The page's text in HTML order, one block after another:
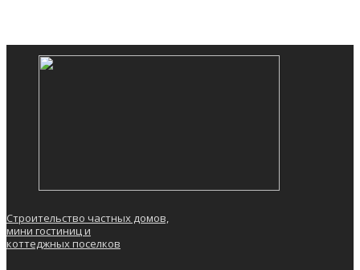
Строительство частных домов,
мини гостиниц и
коттеджных поселков